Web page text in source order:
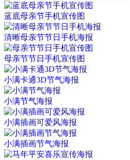
蓝底母亲节手机宣传图
清晰母亲节节日手机海报
母亲节节日手机宣传图
小满卡通3D节气海报
小满节气海报
小满插画可爱风海报
小满插画节气海报